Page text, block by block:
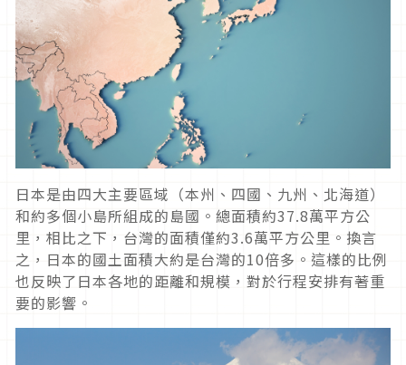
日本是由四大主要區域（本州、四國、九州、北海道）
和約多個小島所組成的島國。總面積約37.8萬平方公
里，相比之下，台灣的面積僅約3.6萬平方公里。換言
之，日本的國土面積大約是台灣的10倍多。這樣的比例
也反映了日本各地的距離和規模，對於行程安排有著重
要的影響。